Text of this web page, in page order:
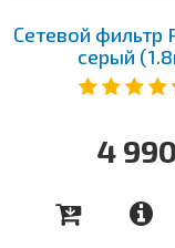
Сетевой фильтр
серый
4 990